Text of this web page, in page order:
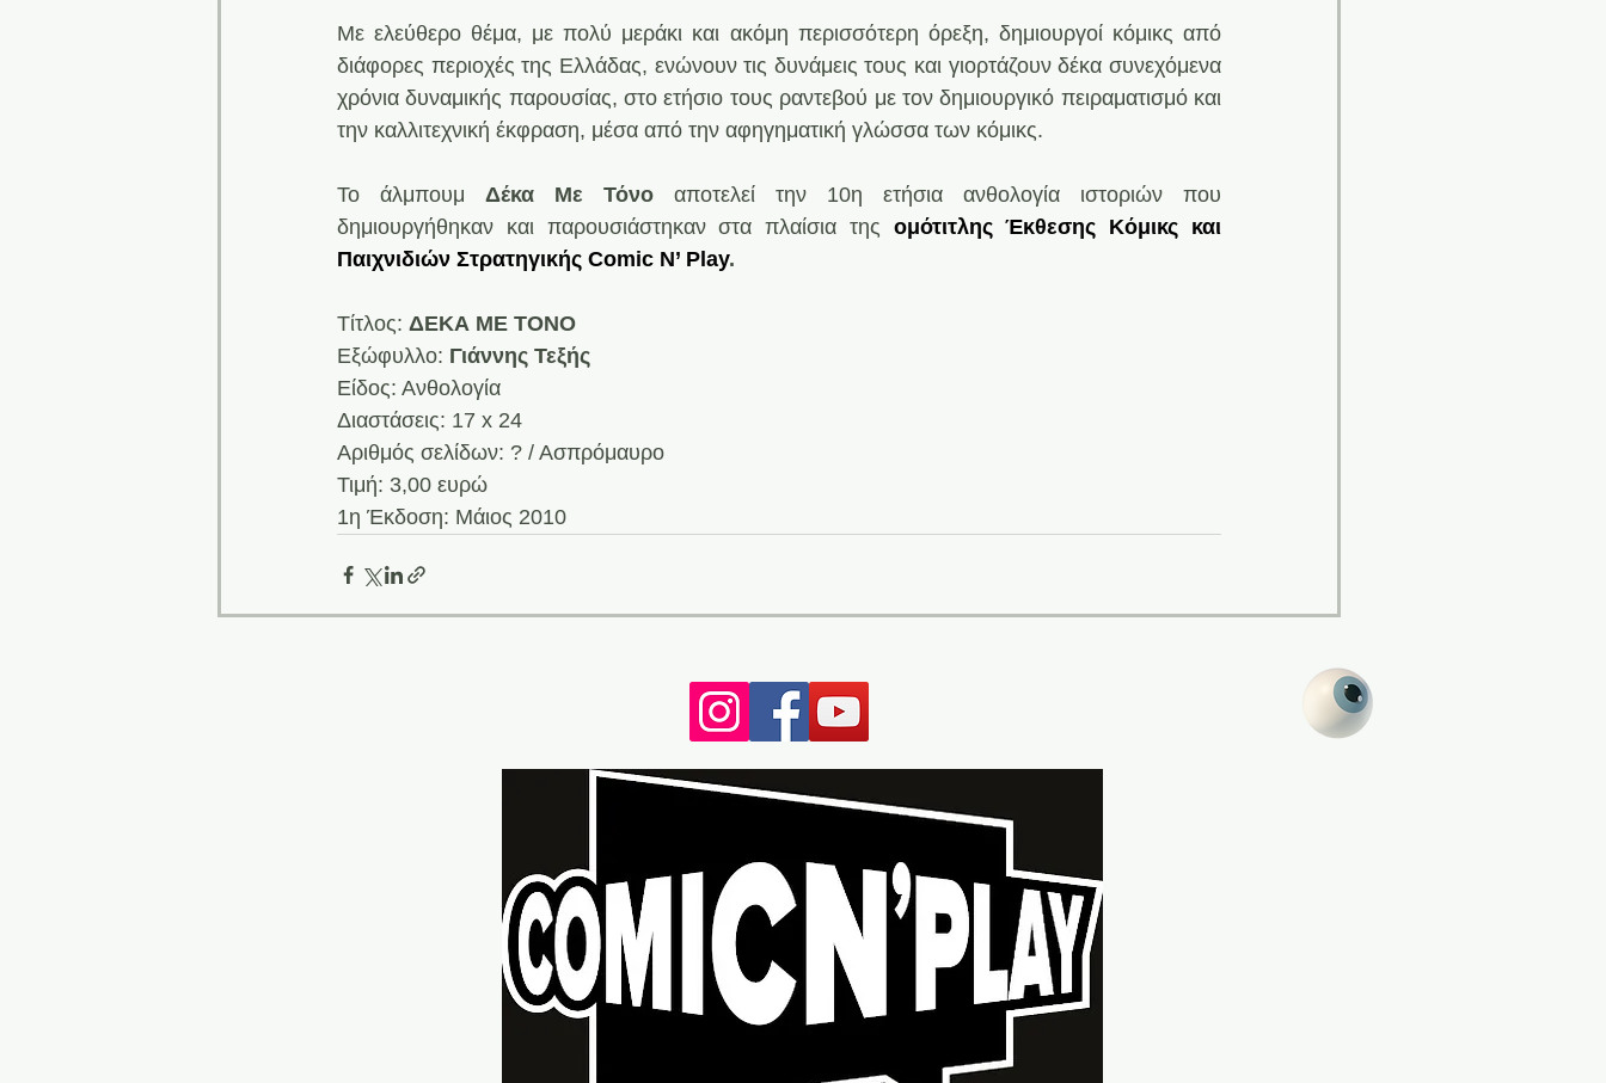
Με ελεύθερο θέμα, με πολύ μεράκι και ακόμη περισσότερη όρεξη, δημιουργοί κόμικς από
διάφορες περιοχές της Ελλάδας, ενώνουν τις δυνάμεις τους και γιορτάζουν δέκα συνεχόμενα
χρόνια δυναμικής παρουσίας, στο ετήσιο τους ραντεβού με τον δημιουργικό πειραματισμό και
την καλλιτεχνική έκφραση, μέσα από την αφηγηματική γλώσσα των κόμικς.
Το άλμπουμ Δέκα Με Τόνο αποτελεί την 10η ετήσια ανθολογία ιστοριών που
δημιουργήθηκαν και παρουσιάστηκαν στα πλαίσια της ομότιτλης Έκθεσης Κόμικς και
Παιχνιδιών Στρατηγικής Comic N’ Play.
Τίτλος: ΔΕΚΑ ΜΕ ΤΟΝΟ
Εξώφυλλο: Γιάννης Τεξής
Είδος: Ανθολογία
Διαστάσεις: 17 x 24
Αριθμός σελίδων: ? / Ασπρόμαυρο
Τιμή: 3,00 ευρώ
1η Έκδοση: Μάιος 2010